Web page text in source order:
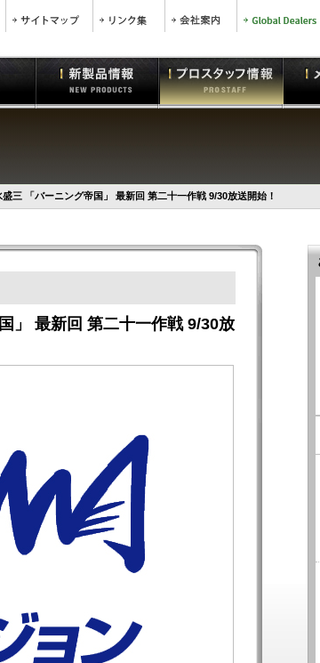
三 「バーニング帝国」 最新回 第二十一作戦 9/30放送開始！
」 最新回 第二十一作戦 9/30放